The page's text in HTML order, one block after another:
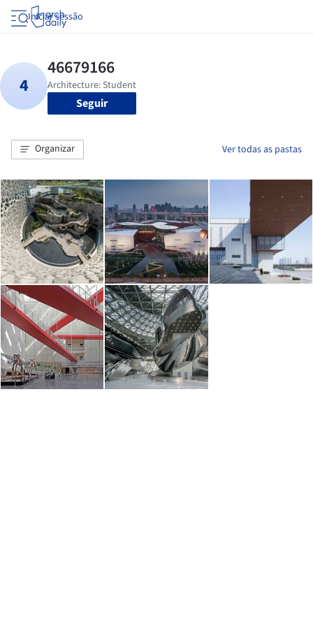
Iniciar sessão
Seguir
Organizar Ver todas as pastas